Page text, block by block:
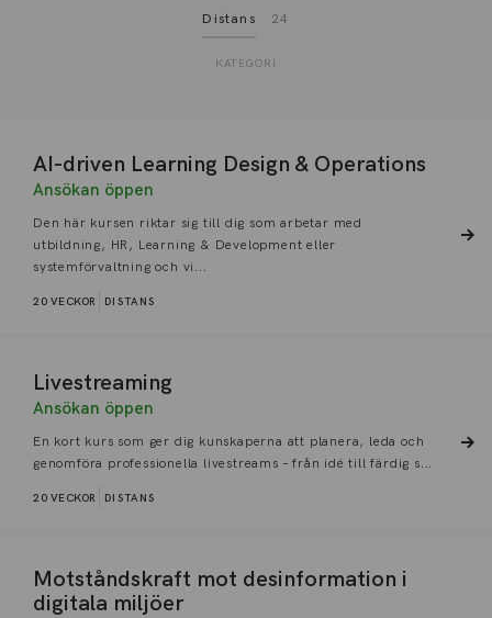
Distans 24
KATEGORI
AI-driven Learning Design & Operations
Ansökan öppen
Den här kursen riktar sig till dig som arbetar med
utbildning, HR, Learning & Development eller
systemförvaltning och vi...
20 VECKOR DISTANS
Livestreaming
Ansökan öppen
En kort kurs som ger dig kunskaperna att planera, leda och
genomföra professionella livestreams – från idé till färdig s...
20 VECKOR DISTANS
Motståndskraft mot desinformation i
digitala miljöer